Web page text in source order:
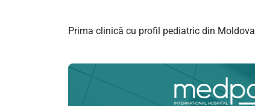
Prima clinică cu profil pediatric din Moldova